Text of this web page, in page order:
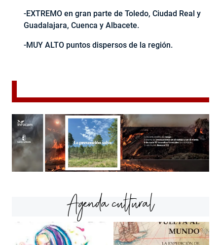
-EXTREMO en gran parte de Toledo, Ciudad Real y
Guadalajara, Cuenca y Albacete.
-MUY ALTO puntos dispersos de la región.
Agenda cultural